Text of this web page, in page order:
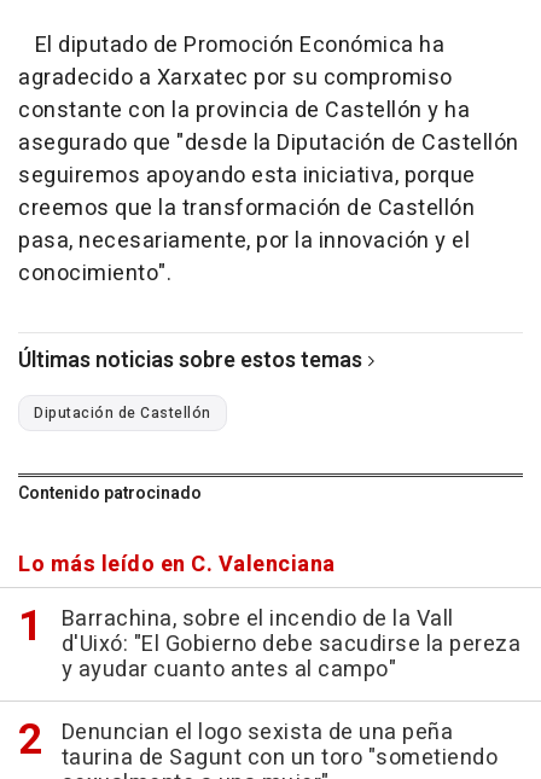
El diputado de Promoción Económica ha
agradecido a Xarxatec por su compromiso
constante con la provincia de Castellón y ha
asegurado que "desde la Diputación de Castellón
seguiremos apoyando esta iniciativa, porque
creemos que la transformación de Castellón
pasa, necesariamente, por la innovación y el
conocimiento".
Últimas noticias sobre estos temas
Diputación de Castellón
Contenido patrocinado
Lo más leído en C. Valenciana
Barrachina, sobre el incendio de la Vall
d'Uixó: "El Gobierno debe sacudirse la pereza
y ayudar cuanto antes al campo"
Denuncian el logo sexista de una peña
taurina de Sagunt con un toro "sometiendo